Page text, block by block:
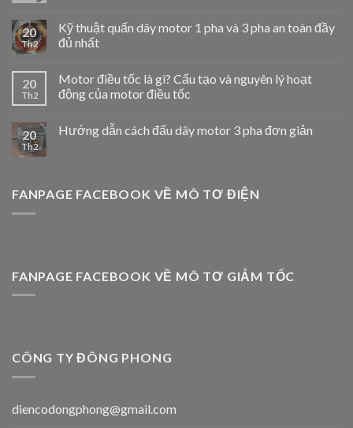
20
Th2
Kỹ thuật quấn dây motor 1 pha và 3 pha an toàn đầy
đủ nhất
20
Th2
Motor điều tốc là gì? Cấu tạo và nguyên lý hoạt
động của motor điều tốc
20
Th2
Hướng dẫn cách đấu dây motor 3 pha đơn giản
FANPAGE FACEBOOK VỀ MÔ TƠ ĐIỆN
FANPAGE FACEBOOK VỀ MÔ TƠ GIẢM TỐC
CÔNG TY ĐÔNG PHONG
diencodongphong@gmail.com